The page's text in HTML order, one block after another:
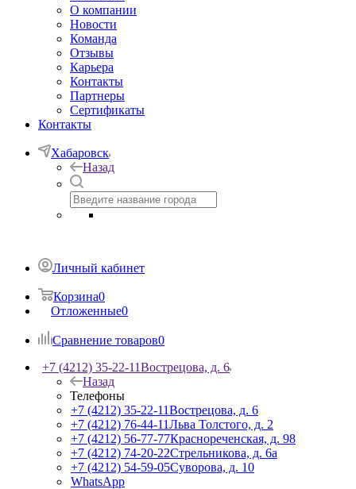
О компании
Новости
Команда
Отзывы
Карьера
Контакты
Партнеры
Сертификаты
Контакты
Хабаровск
Назад
Личный кабинет
Корзина0
Отложенные0
Сравнение товаров0
+7 (4212) 35-22-11Вострецова, д. 6
Назад
Телефоны
+7 (4212) 35-22-11Вострецова, д. 6
+7 (4212) 76-44-11Льва Толстого, д. 2
+7 (4212) 56-77-77Краснореченская, д. 98
+7 (4212) 74-20-22Стрельникова, д. 6а
+7 (4212) 54-59-05Суворова, д. 10
WhatsApp